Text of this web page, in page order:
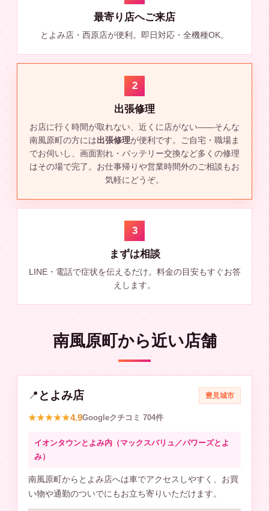
最寄り店へご来店
とよみ店・西原店が便利。即日対応・全機種OK。
2
出張修理
お店に行く時間が取れない、近くに店がない——そんな
南風原町の方には出張修理が便利です。ご自宅・職場ま
でお伺いし、画面割れ・バッテリー交換など多くの修理
はその場で完了。お仕事帰りや営業時間外のご相談もお
気軽にどうぞ。
3
まずは相談
LINE・電話で症状を伝えるだけ。料金の目安もすぐお答
えします。
南風原町から近い店舗
📍 とよみ店 豊見城市
★★★★★4.9Googleクチコミ 704件
イオンタウンとよみ内（マックスバリュ／パワーズとよ
み）
南風原町からとよみ店へは車でアクセスしやすく、お買
い物や通勤のついでにもお立ち寄りいただけます。